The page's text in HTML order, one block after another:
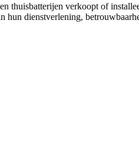
thuisbatterijen verkoopt of
dienstverlening,